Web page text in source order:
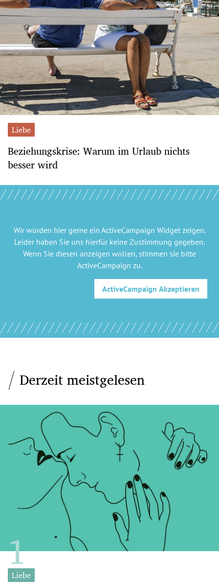
Liebe
Beziehungskrise: Warum im Urlaub nichts
besser wird
Wir würden hier gerne ein ActiveCampaign Widgetzeigen.
Leider haben Sie uns hierfür keine Zustimmung gegeben.
Wenn Sie diesen anzeigen wollen, stimmen sie bitte
ActiveCampaign zu.
ActiveCampaign Akzeptieren
Derzeit meistgelesen
Liebe